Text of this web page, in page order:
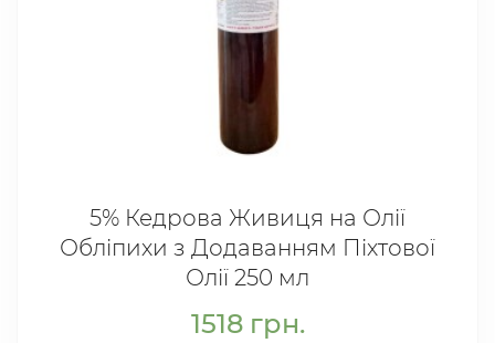
5% Кедрова Живиця на Олії
Обліпихи з Додаванням Піхтової
Олії 250 мл
1518грн.